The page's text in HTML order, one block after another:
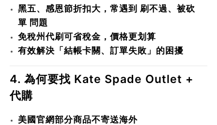
黑五、感恩節折扣大，常遇到 刷不過、被砍
單 問題
免稅州代刷可省稅金，價格更划算
有效解決「結帳卡關、訂單失敗」的困擾
4. 為何要找 Kate Spade Outlet +
代購
美國官網部分商品不寄送海外